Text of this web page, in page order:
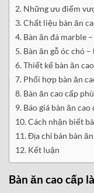
Những ưu điểm
Chất liệu bàn ăn
Bàn ăn đá marble
Bàn ăn gỗ óc chó
Thiết kế bàn ăn
Phối hợp bàn ăn
Bàn ăn cao cấp
Báo giá bàn ăn
Cách nhận biết
Địa chỉ bán bàn
Kết luận
Bàn ăn cao cấp